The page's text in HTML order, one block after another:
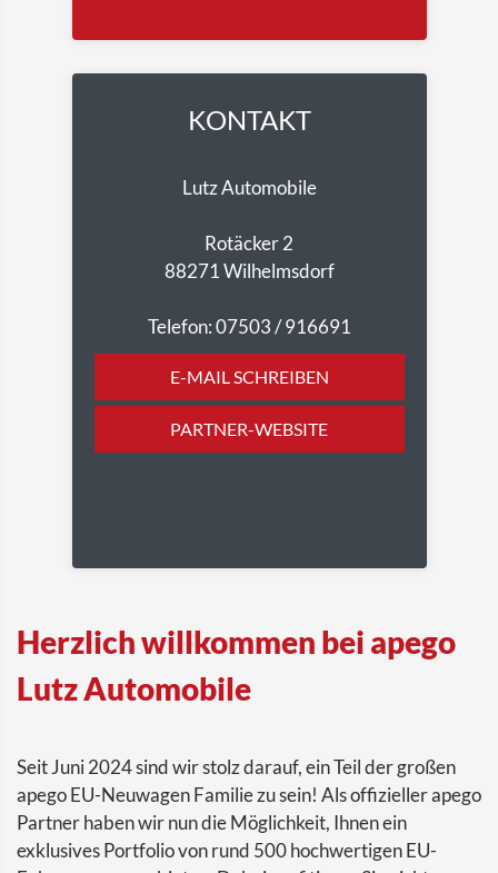
KONTAKT
Lutz Automobile
Rotäcker 2
88271 Wilhelmsdorf
Telefon: 07503 / 916691
E-MAIL SCHREIBEN
PARTNER-WEBSITE
Herzlich willkommen bei apego
Lutz Automobile
Seit Juni 2024 sind wir stolz darauf, ein Teil der großen
apego EU-Neuwagen Familie zu sein! Als offizieller apego
Partner haben wir nun die Möglichkeit, Ihnen ein
exklusives Portfolio von rund 500 hochwertigen EU-